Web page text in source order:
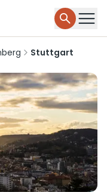
Stuttgart